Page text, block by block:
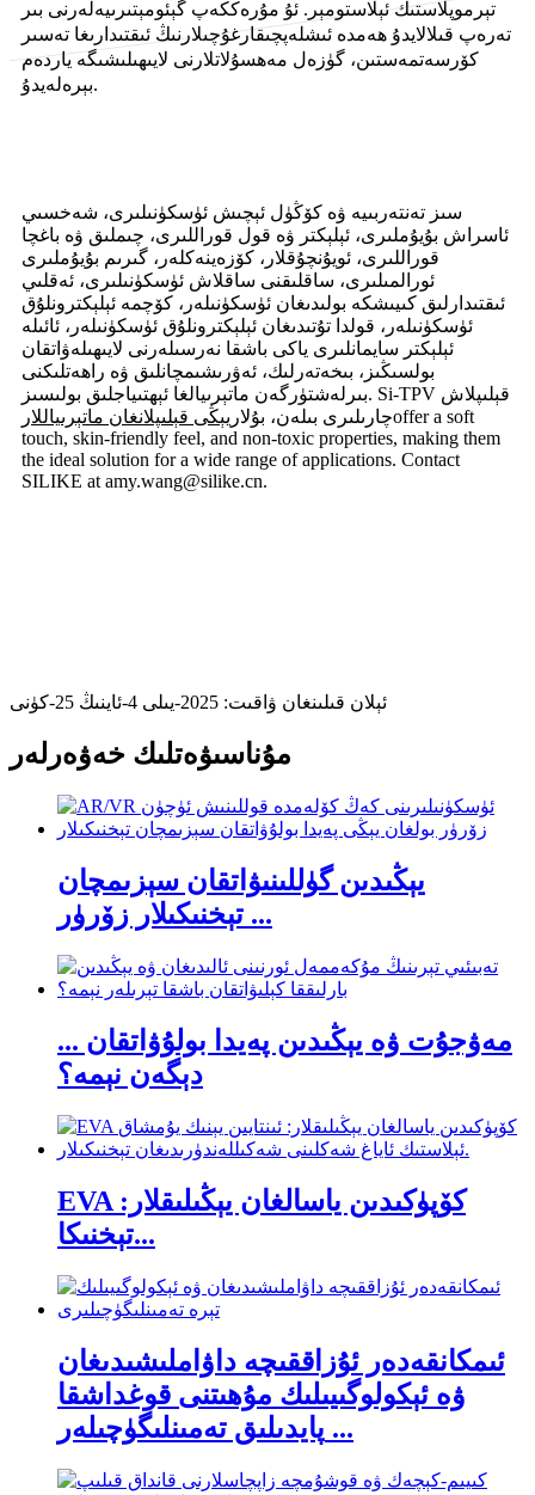
تېرموپلاستىك ئېلاستومېر. ئۇ مۇرەككەپ گېئومېتىرىيەلەرنى بىر
تەرەپ قىلالايدۇ ھەمدە ئىشلەپچىقارغۇچىلارنىڭ ئىقتىدارىغا تەسىر
كۆرسەتمەستىن، گۈزەل مەھسۇلاتلارنى لايىھىلىشىگە ياردەم
بېرەلەيدۇ.
سىز تەنتەربىيە ۋە كۆڭۈل ئېچىش ئۈسكۈنىلىرى، شەخسىي
ئاسراش بۇيۇملىرى، ئېلېكتر ۋە قول قوراللىرى، چىملىق ۋە باغچا
قوراللىرى، ئويۇنچۇقلار، كۆزەينەكلەر، گىرىم بۇيۇملىرى
ئورالمىلىرى، ساقلىقنى ساقلاش ئۈسكۈنىلىرى، ئەقلىي
ئىقتىدارلىق كىيىشكە بولىدىغان ئۈسكۈنىلەر، كۆچمە ئېلېكترونلۇق
ئۈسكۈنىلەر، قولدا تۇتىدىغان ئېلېكترونلۇق ئۈسكۈنىلەر، ئائىلە
ئېلېكتر سايمانلىرى ياكى باشقا نەرسىلەرنى لايىھىلەۋاتقان
بولسىڭىز، بىخەتەرلىك، ئەۋرىشىمچانلىق ۋە راھەتلىكنى
بىرلەشتۈرگەن ماتېرىيالغا ئېھتىياجلىق بولىسىز. Si-TPV قېلىپلاش
چارىلىرى بىلەن، بۇلار يېڭى قېلىپلانغان ماتېرىياللار
offer a soft
touch, skin-friendly feel, and non-toxic properties, making them
the ideal solution for a wide range of applications. Contact
SILIKE at amy.wang@silike.cn.
ئېلان قىلىنغان ۋاقىت: 2025-يىلى 4-ئاينىڭ 25-كۈنى
مۇناسىۋەتلىك خەۋەرلەر
يېڭىدىن گۈللىنىۋاتقان سېزىمچان
تېخنىكىلار زۆرۈر ...
مەۋجۇت ۋە يېڭىدىن پەيدا بولۇۋاتقان ...
دېگەن نېمە؟
EVA كۆپۈكىدىن ياسالغان يېڭىلىقلار:
تېخنىكا...
ئىمكانقەدەر ئۇزاققىچە داۋاملىشىدىغان
ۋە ئېكولوگىيىلىك مۇھىتنى قوغداشقا
پايدىلىق تەمىنلىگۈچىلەر ...